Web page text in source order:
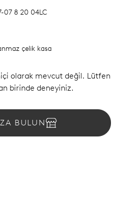
07 8 20 04LC
çelik kasa
olarak mevcut değil. Lütfen
birinde deneyiniz.
BULUN